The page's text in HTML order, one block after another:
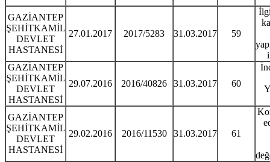
GAZİANTEP
ŞEHİTKAMİL
DEVLET
HASTANESİ
27.01.2017 2017/5283 31.03.2017 59
GAZİANTEP
ŞEHİTKAMİL
DEVLET
HASTANESİ
29.07.2016 2016/40826 31.03.2017 60
GAZİANTEP
ŞEHİTKAMİL
DEVLET
HASTANESİ
29.02.2016 2016/11530 31.03.2017 61